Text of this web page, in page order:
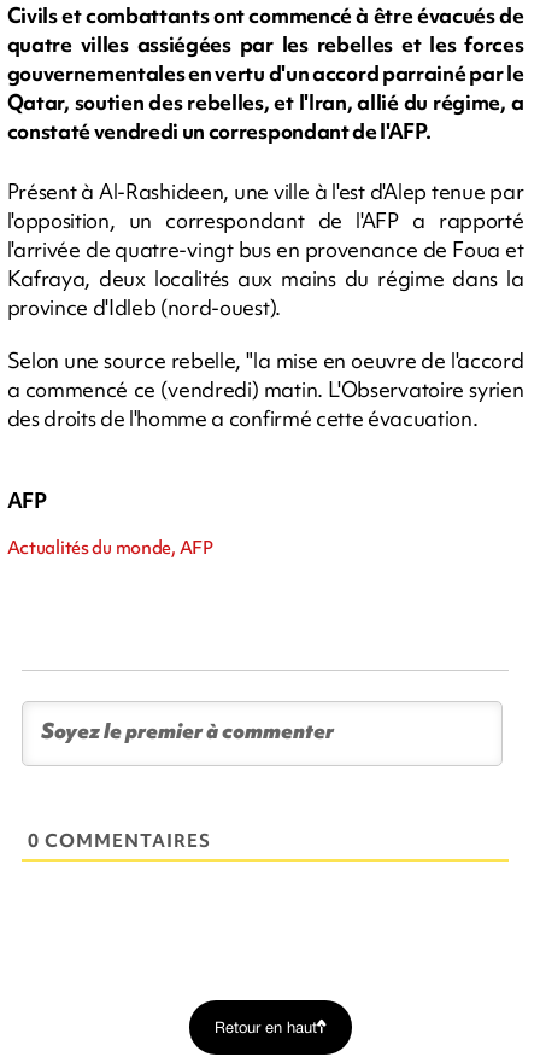
Civils et combattants ont commencé à être évacués de
quatre villes assiégées par les rebelles et les forces
gouvernementales en vertu d'un accord parrainé par le
Qatar, soutien des rebelles, et l'Iran, allié du régime, a
constaté vendredi un correspondant de l'AFP.
Présent à Al-Rashideen, une ville à l'est d'Alep tenue par
l'opposition, un correspondant de l'AFP a rapporté
l'arrivée de quatre-vingt bus en provenance de Foua et
Kafraya, deux localités aux mains du régime dans la
province d'Idleb (nord-ouest).
Selon une source rebelle, "la mise en oeuvre de l'accord
a commencé ce (vendredi) matin. L'Observatoire syrien
des droits de l'homme a confirmé cette évacuation.
AFP
Actualités du monde, AFP
0 COMMENTAIRES
Retour en haut